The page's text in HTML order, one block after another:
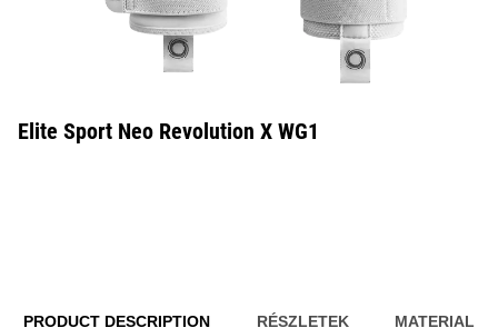
Elite Sport Neo Revolution X WG1
PRODUCT DESCRIPTION RÉSZLETEK MATERIAL